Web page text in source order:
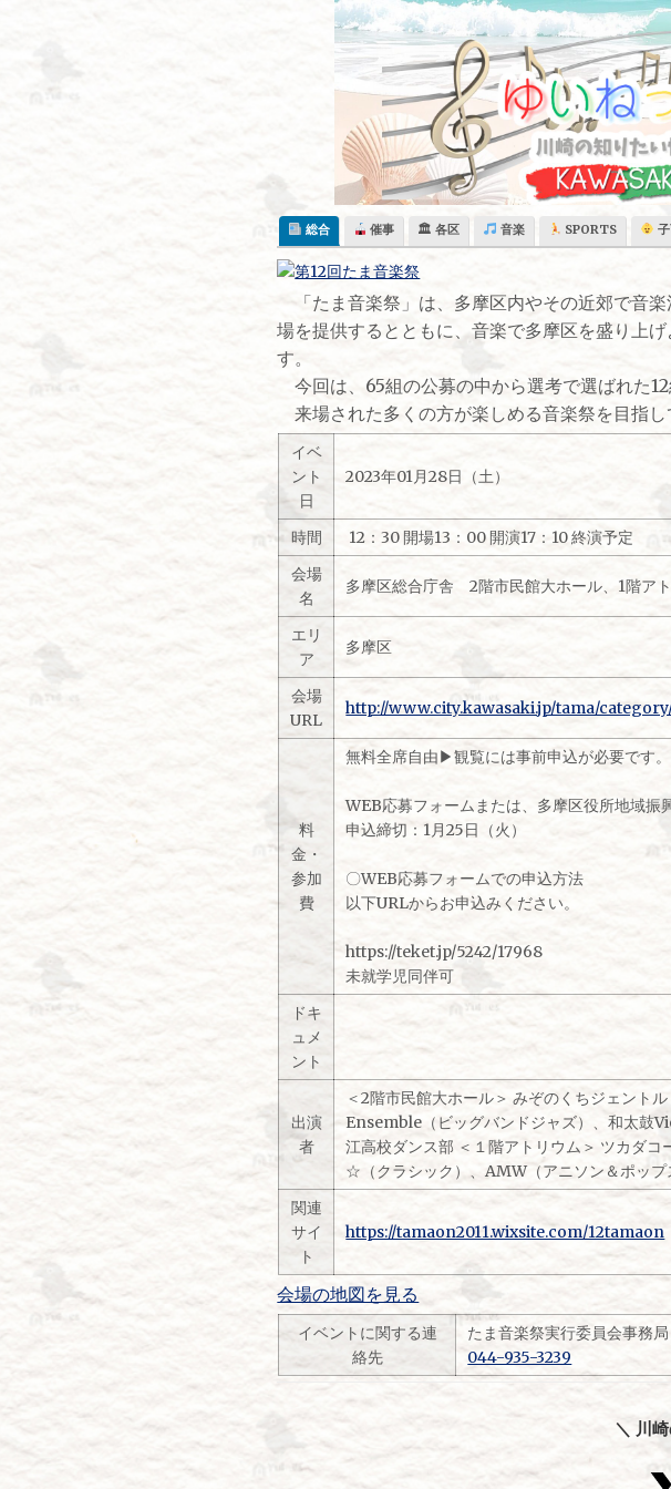
総合 催事 🏛 各区 音楽 SPORTS
「たま音楽祭」は、多摩区内やその近郊で音
場を提供するとともに、音楽で多摩区を盛り上
す。
今回は、65組の公募の中から選考で選ばれた
来場された多くの方が楽しめる音楽祭を目指し
イベ
ント
日
2023年01月28日（土）
時間
12：30 開場13：00 開演17：10 終演予定
会場
名
多摩区総合庁舎 2階市民館大ホール、1階ア
エリ
ア
多摩区
会場
URL
http://www.city.kawasaki.jp/tama/
料
金・
参加
費
無料全席自由▶観覧には事前申込が必要です。
WEB応募フォームまたは、多摩区役所地域振
申込締切：1月25日（火）
〇WEB応募フォームでの申込方法
以下URLからお申込みください。
https://teket.jp/5242/17968
未就学児同伴可
ドキ
ュメ
ント
出演
者
＜2階市民館大ホール＞ みぞのくちジェント
Ensemble（ビッグバンドジャズ）、和太鼓
江高校ダンス部 ＜１階アトリウム＞ ツカダ
☆（クラシック）、AMW（アニソン＆ポッ
関連
サイ
ト
https://tamaon2011.wixsite.com/12tamaon
会場の地図を見る
イベントに関する連
絡先
たま音楽祭実行委員会事務
044-935-3239
＼ 川